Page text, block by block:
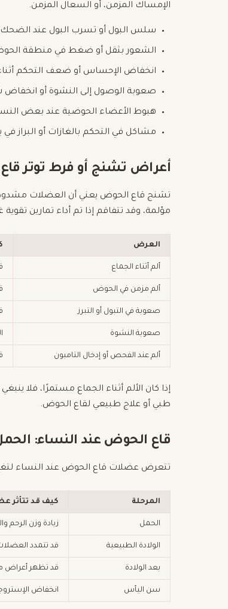
الإمساك المزمن، أو السعال المزمن.
سلس البول أو تسرب البول عند الضحك،
الشعور بثقل أو ضغط في منطقة
انخفاض الإحساس أو ضعف التحكم أثناء
صعوبة الوصول إلى النشوة أو
هبوط الأعضاء الحوضية عند بعض
مشاكل في التحكم بالغازات أو البراز
أعراض تشنج أو فرط توتر
تشنج قاع الحوض يعني أن العضلات مشدودة
مؤلمة، وقد تتفاقم إذا تم أداء تمارين تقوية
العرض
ألم أثناء الجماع
ألم مزمن في الحوض
صعوبة في التبول أو التبرز
صعوبة النشوة
ألم عند الفحص أو إدخال التامبون
إذا كان الألم أثناء الجماع مستمرًا، فلا
طبي أو علاج طبيعي لقاع الحوض.
قاع الحوض عند النساء:
تتعرض عضلات قاع الحوض عند النساء
المرحلة كيف قد تتأثر
الحمل زيادة وزن الرحم
الولادة الطبيعية قد تتمدد
بعد الولادة قد تظهر أعراض
سن اليأس انخفاض